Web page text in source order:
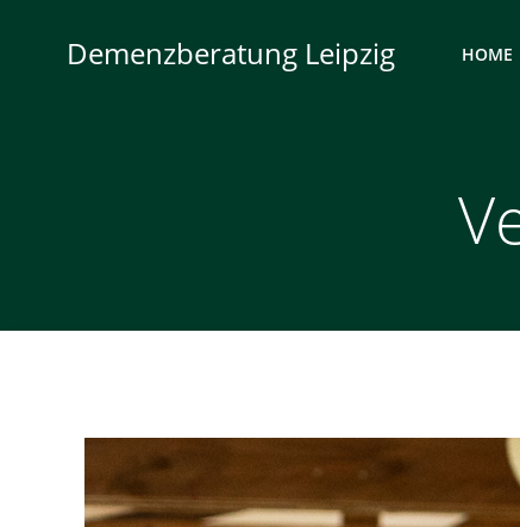
springenDemenzberatung Leipzig HOME